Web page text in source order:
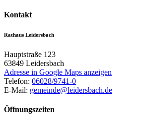
Kontakt
Rathaus Leidersbach
Hauptstraße 123
63849 Leidersbach
Adresse in Google Maps anzeigen
Telefon: 06028/9741-0
E-Mail: gemeinde@leidersbach.de
Öffnungszeiten